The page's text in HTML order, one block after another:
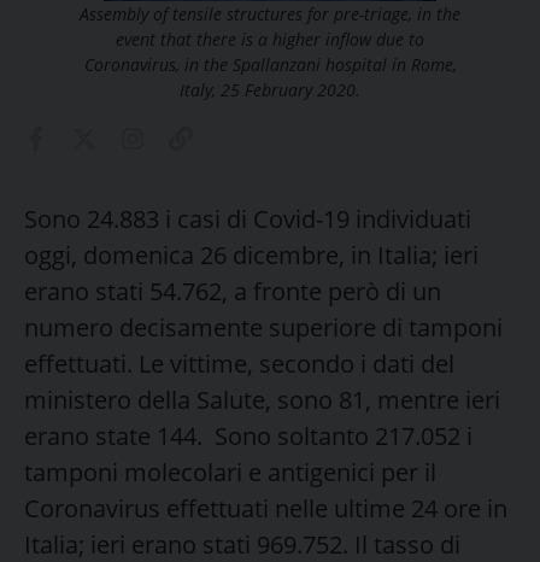
Assembly of tensile structures for pre-triage, in the
event that there is a higher inflow due to
Coronavirus, in the Spallanzani hospital in Rome,
Italy, 25 February 2020.
Sono 24.883 i casi di Covid-19 individuati
oggi, domenica 26 dicembre, in Italia; ieri
erano stati 54.762, a fronte però di un
numero decisamente superiore di tamponi
effettuati. Le vittime, secondo i dati del
ministero della Salute, sono 81, mentre ieri
erano state 144. Sono soltanto 217.052 i
tamponi molecolari e antigenici per il
Coronavirus effettuati nelle ultime 24 ore in
Italia; ieri erano stati 969.752. Il tasso di